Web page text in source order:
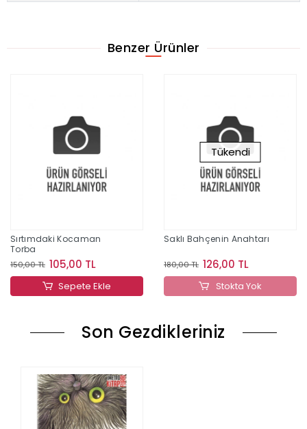
Benzer Ürünler
Sırtımdaki Kocaman
Torba
150,00 TL 105,00 TL
Sepete Ekle
Tükendi
Saklı Bahçenin Anahtarı
180,00 TL 126,00 TL
Stokta Yok
Son Gezdikleriniz